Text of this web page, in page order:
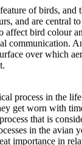
of birds, and
and are central
affect bird colour
communication.
over which
process in the
get worn with
that is
in the avian
importance in